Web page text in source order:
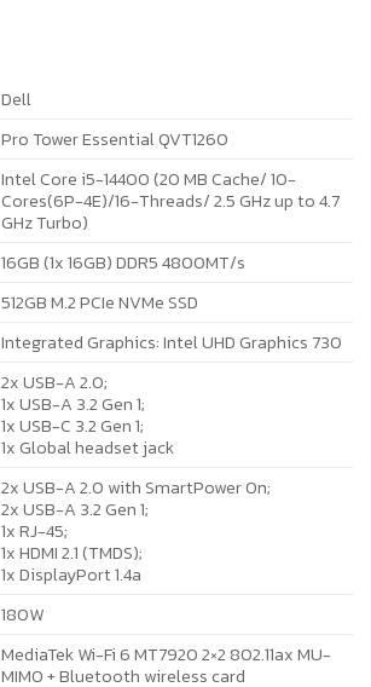
Dell
Pro Tower Essential QVT1260
Intel Core i5-14400 (20 MB Cache/ 10-
Cores(6P-4E)/16-Threads/ 2.5 GHz up to 4.7
GHz Turbo)
16GB (1x 16GB) DDR5 4800MT/s
512GB M.2 PCIe NVMe SSD
Integrated Graphics: Intel UHD Graphics 730
2x USB-A 2.0;
1x USB-A 3.2 Gen 1;
1x USB-C 3.2 Gen 1;
1x Global headset jack
2x USB-A 2.0 with SmartPower On;
2x USB-A 3.2 Gen 1;
1x RJ-45;
1x HDMI 2.1 (TMDS);
1x DisplayPort 1.4a
180W
MediaTek Wi-Fi 6 MT7920 2×2 802.11ax MU-
MIMO + Bluetooth wireless card